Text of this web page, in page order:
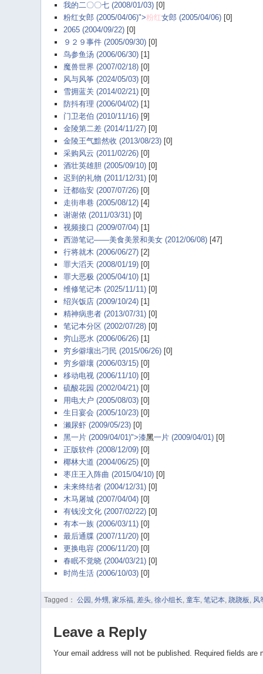
我的二〇〇七 (2008/01/03)[0]
粉红女郎 (2005/04/06)">粉红女郎 (2005/04/06)[0]
2065 (2004/09/22)[0]
９２９事件 (2005/09/30)[0]
鸟参鱼汤 (2006/06/30)[1]
魔兽世界 (2007/02/18)[0]
风与风筝 (2024/05/03)[0]
雪拥蓝关 (2014/02/21)[0]
防抖有理 (2006/04/02)[1]
门卫老伯 (2010/11/16)[9]
金陵第二差 (2014/11/27)[0]
金陵王气黯然收 (2013/08/23)[0]
采购风云 (2011/02/26)[0]
酒壮英雄胆 (2005/09/10)[0]
迟到的礼物 (2011/12/31)[0]
迁都临安 (2007/07/26)[0]
走街串巷 (2005/08/12)[4]
谢谢侬 (2011/03/31)[0]
视频接口 (2009/07/04)[1]
西游笔记——美食美景和美女 (2012/06/08)[47]
行将就木 (2006/06/27)[2]
罪大滔天 (2008/01/19)[0]
罪大恶极 (2005/04/10)[1]
维修笔记本 (2025/11/11)[0]
绍兴饭店 (2009/10/24)[1]
精神病患者 (2013/07/31)[0]
笔记本分区 (2002/07/28)[0]
穷山恶水 (2006/06/26)[1]
穷乡僻壤出刁民 (2015/06/26)[0]
穷乡僻壤 (2006/03/15)[0]
移动电视 (2006/11/10)[0]
硫酸花园 (2002/04/21)[0]
用电大户 (2005/08/03)[0]
生日宴会 (2005/10/23)[0]
濑尿虾 (2009/05/23)[0]
黑一片 (2009/04/01)">漆黑一片 (2009/04/01)[0]
正版软件 (2008/12/09)[0]
椰林大道 (2004/06/25)[0]
枣庄王入阵曲 (2015/04/10)[0]
未来终结者 (2004/12/31)[0]
木马屠城 (2007/04/04)[0]
有钱没文化 (2007/02/22)[0]
有本一族 (2006/03/11)[0]
最后通牒 (2007/11/20)[0]
更换电容 (2006/11/20)[0]
春眠不觉晓 (2004/03/21)[0]
时尚生活 (2006/10/03)[0]
Tagged： 公园 , 外甥, 家乐福, 差头, 徐小组长, 童车, 笔记本, 跷跷板, 风
Leave a Reply
Your email address will not be published. Required fields are